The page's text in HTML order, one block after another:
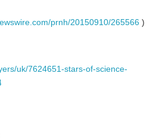
prnh/20150910/265566 )
uk/7624651-stars-of-science-